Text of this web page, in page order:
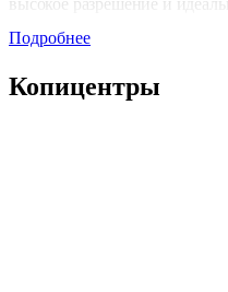
высокое разрешение и
формата А0 сохраняют
заказов доступны два
Подробнее
Копицентры